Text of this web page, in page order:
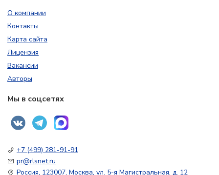
О компании
Контакты
Карта сайта
Лицензия
Вакансии
Авторы
Мы в соцсетях
+7 (499) 281-91-91
pr@rlsnet.ru
Россия, 123007, Москва, ул. 5-я Магистральная, д. 12